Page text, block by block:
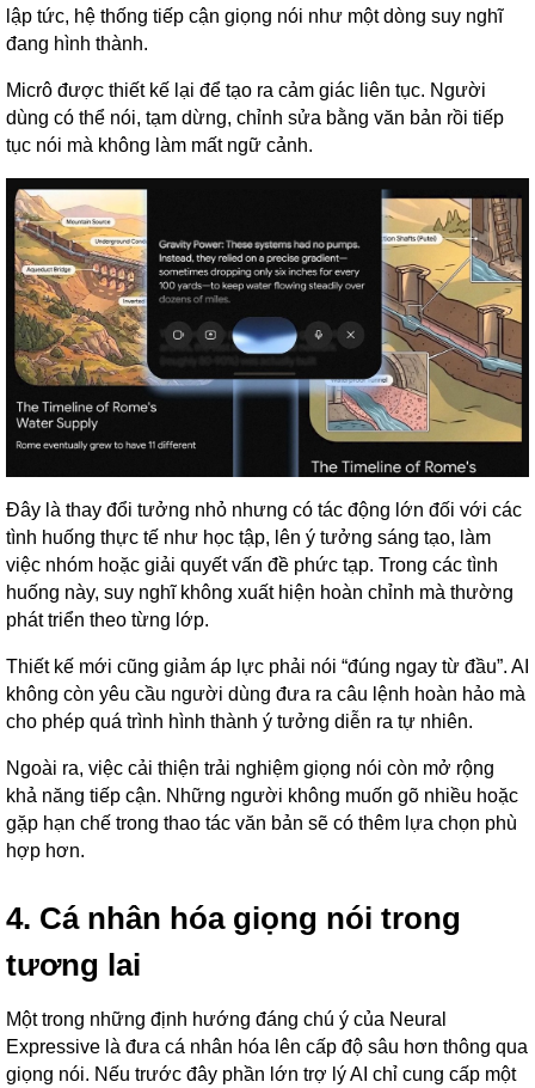
lập tức, hệ thống tiếp cận giọng nói như một dòng suy nghĩ
đang hình thành.
Micrô được thiết kế lại để tạo ra cảm giác liên tục. Người
dùng có thể nói, tạm dừng, chỉnh sửa bằng văn bản rồi tiếp
tục nói mà không làm mất ngữ cảnh.
Đây là thay đổi tưởng nhỏ nhưng có tác động lớn đối với các
tình huống thực tế như học tập, lên ý tưởng sáng tạo, làm
việc nhóm hoặc giải quyết vấn đề phức tạp. Trong các tình
huống này, suy nghĩ không xuất hiện hoàn chỉnh mà thường
phát triển theo từng lớp.
Thiết kế mới cũng giảm áp lực phải nói “đúng ngay từ đầu”. AI
không còn yêu cầu người dùng đưa ra câu lệnh hoàn hảo mà
cho phép quá trình hình thành ý tưởng diễn ra tự nhiên.
Ngoài ra, việc cải thiện trải nghiệm giọng nói còn mở rộng
khả năng tiếp cận. Những người không muốn gõ nhiều hoặc
gặp hạn chế trong thao tác văn bản sẽ có thêm lựa chọn phù
hợp hơn.
4. Cá nhân hóa giọng nói trong
tương lai
Một trong những định hướng đáng chú ý của Neural
Expressive là đưa cá nhân hóa lên cấp độ sâu hơn thông qua
giọng nói. Nếu trước đây phần lớn trợ lý AI chỉ cung cấp một